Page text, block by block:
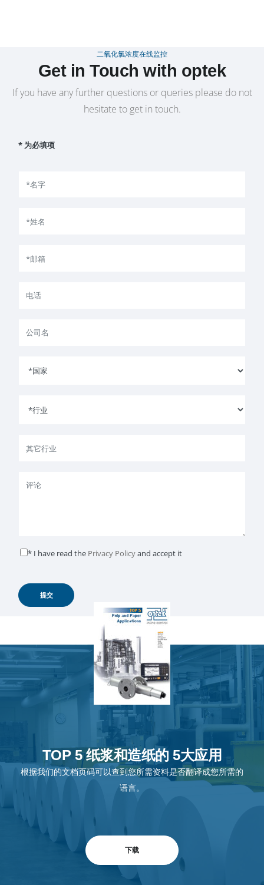
二氧化氯浓度在线监控
Get in Touch with optek
If you have any further questions or queries please do not
hesitate to get in touch.
* 为必填项
* I have read the Privacy Policyand accept it
TOP 5 纸浆和造纸的 5大应用
根据我们的文档页码可以查到您所需资料是否翻译成您所需的
语言。
下载